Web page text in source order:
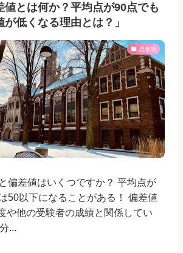
値とは何か？平均点が90点でも
が低くなる理由とは？」
思春期
偏差値はいくつですか？ 平均点が
50以下になることがある！ 偏差値
や他の受験者の成績と関係してい
...